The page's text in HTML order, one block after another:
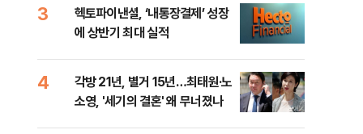
이닉스 프리마켓 시초가 논란 재
점화, 김민석 "과반 승리 가능성
99%" 등
3
헥토파이낸셜, ‘내통장결제’ 성장
에 상반기 최대 실적
4
각방 21년, 별거 15년…최태원·노
소영, '세기의 결혼' 왜 무너졌나